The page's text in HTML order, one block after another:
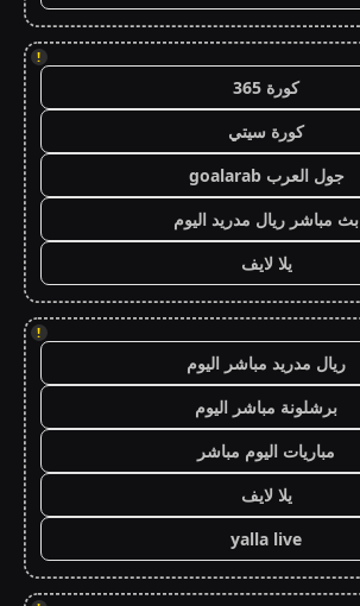
!
كورة 365
كورة سيتي
جول العرب goalarab
بث مباشر ريال مدريد اليوم
يلا لايف
!
ريال مدريد مباشر اليوم
برشلونة مباشر اليوم
مباريات اليوم مباشر
يلا لايف
yalla live